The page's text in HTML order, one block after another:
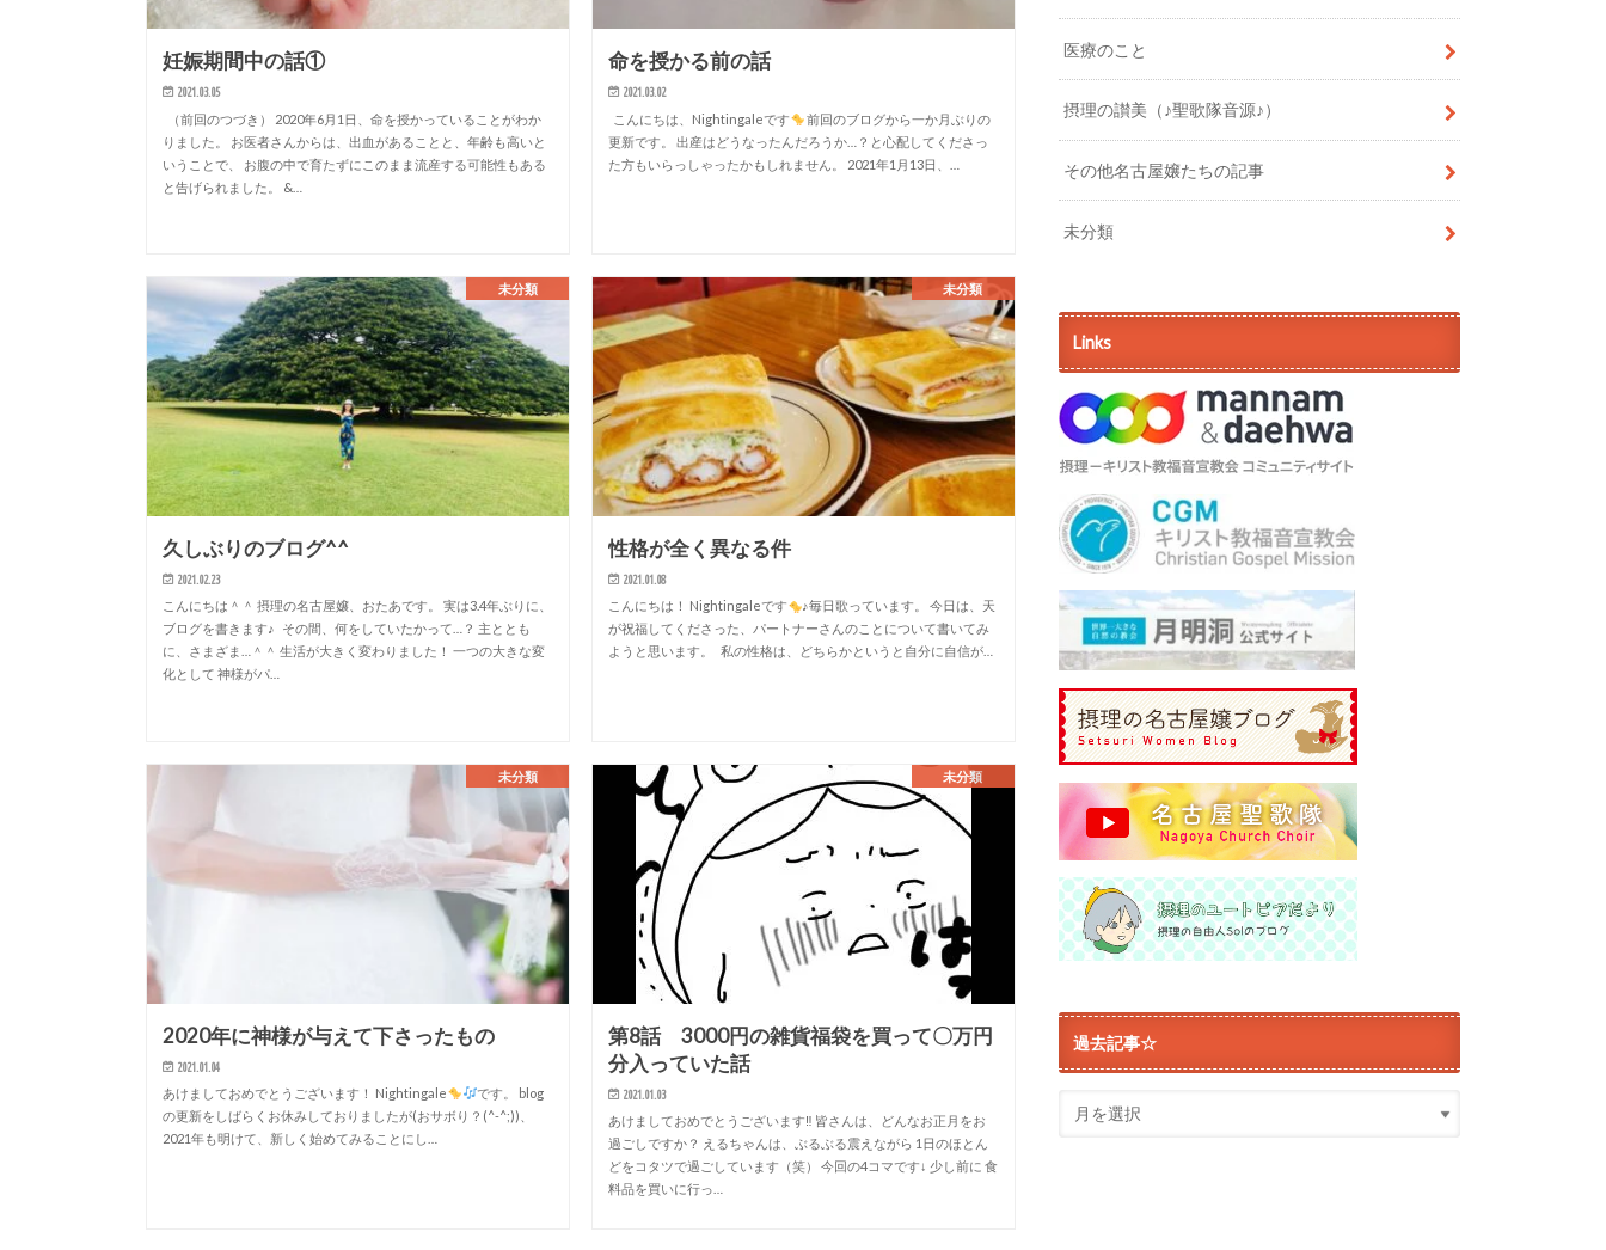
妊娠期間中の話①
2021.03.05
（前回のつづき） 2020年6月1日、命を授かっていることがわか
りました。 お医者さんからは、出血があることと、年齢も高いと
いうことで、 お腹の中で育たずにこのまま流産する可能性もある
と告げられました。 &…
命を授かる前の話
2021.03.02
こんにちは、Nightingaleです
前回のブログから一か月ぶりの
更新です。 出産はどうなったんだろうか…？と心配してくださっ
た方もいらっしゃったかもしれません。 2021年1月13日、…
未分類
久しぶりのブログ^^
2021.02.23
こんにちは＾＾ 摂理の名古屋嬢、おたあです。 実は3.4年ぶりに、
ブログを書きます♪ その間、何をしていたかって…？ 主ととも
に、さまざま…＾＾ 生活が大きく変わりました！ 一つの大きな変
化として 神様がパ…
未分類
性格が全く異なる件
2021.01.08
こんにちは！ Nightingaleです
♪毎日歌っています。 今日は、天
が祝福してくださった、パートナーさんのことについて書いてみ
ようと思います。 私の性格は、どちらかというと自分に自信が…
未分類
2020年に神様が与えて下さったもの
2021.01.04
あけましておめでとうございます！ Nightingale
です。 blog
の更新をしばらくお休みしておりましたが(おサボり？(^-^;))、
2021年も明けて、新しく始めてみることにし…
未分類
第8話 3000円の雑貨福袋を買って〇万円
分入っていた話
2021.01.03
あけましておめでとうございます‼︎ 皆さんは、どんなお正月をお
過ごしですか？ えるちゃんは、ぶるぶる震えながら 1日のほとん
どをコタツで過ごしています（笑） 今回の4コマです↓ 少し前に 食
料品を買いに行っ…
医療のこと
摂理の讃美（♪聖歌隊音源♪）
その他名古屋嬢たちの記事
未分類
Links
過去記事☆